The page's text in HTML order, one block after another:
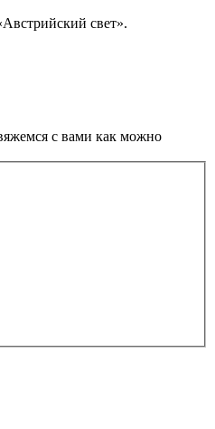
свет».
с вами как можно